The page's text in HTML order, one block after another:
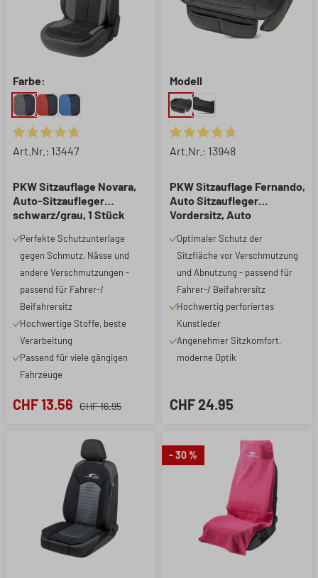
Farbe:
Durchschnittliche Bewertung von 4.78 von 5 Sternen
Art.Nr.: 13447
PKW Sitzauflage Novara,
Auto-Sitzaufleger
schwarz/grau, 1 Stück
Perfekte Schutzunterlage
gegen Schmutz, Nässe und
andere Verschmutzungen -
passend für Fahrer-/
Beifahrersitz
Hochwertige Stoffe, beste
Verarbeitung
Passend für viele gängigen
Fahrzeuge
CHF 13.56 CHF 16.95
Modell
Durchschnittliche Bewertung
Art.Nr.: 13948
PKW Sitzauflage Fernando,
Auto Sitzaufleger
Vordersitz, Auto
Stück schwarz
Optimaler Schutz der
Sitzfläche vor Verschmutzung
und Abnutzung - passend für
Fahrer-/ Beifahrersitz
Hochwertig perforiertes
Kunstleder
Angenehmer Sitzkomfort,
moderne Optik
CHF 24.95
- 30 %